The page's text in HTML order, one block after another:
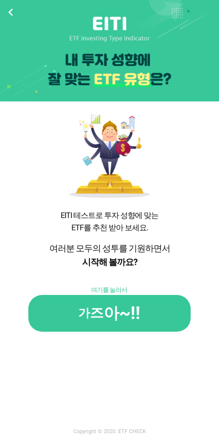
navigate_before
EITI 테스트로 투자 성향에 맞는
ETF를 추천 받아 보세요.
여러분 모두의 성투를 기원하면서
시작해 볼까요?
여기를 눌러서
가즈아~!!
Copyright © 2020. ETF CHECK